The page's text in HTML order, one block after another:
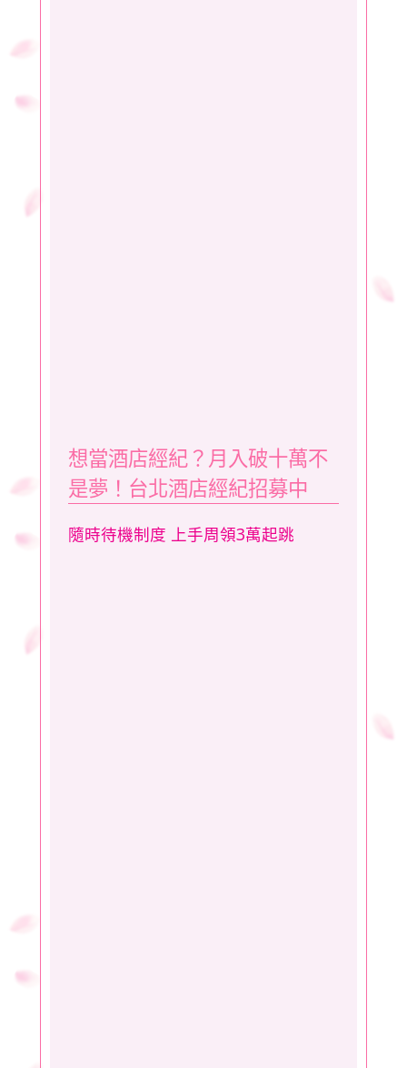
想當酒店經紀？月入破十萬不
是夢！台北酒店經紀招募中
隨時待機制度 上手周領3萬起跳